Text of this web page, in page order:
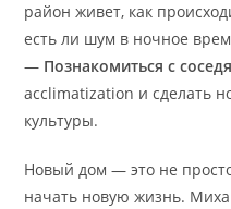
район живет, как
есть ли шум в ночное
— Познакомиться с
acclimatization и сделать
культуры.
Новый дом — это не
начать новую жизнь.